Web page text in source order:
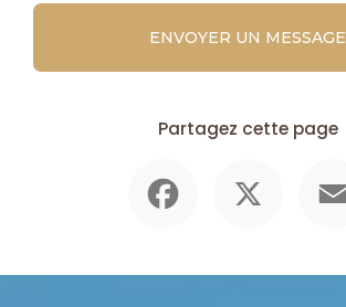
ENVOYER UN MESSAGE
Partagez cette page